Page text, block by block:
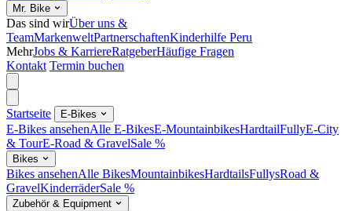
Mr. Bike
Das sind wirÜber uns &
TeamMarkenweltPartnerschaftenKinderhilfe Peru
MehrJobs & KarriereRatgeberHäufige Fragen
Kontakt Termin buchen
Startseite E-Bikes
E-Bikes ansehenAlle E-BikesE-MountainbikesHardtailFullyE-City
& TourE-Road & GravelSale %
Bikes
Bikes ansehenAlle BikesMountainbikesHardtailsFullysRoad &
GravelKinderräderSale %
Zubehör & Equipment